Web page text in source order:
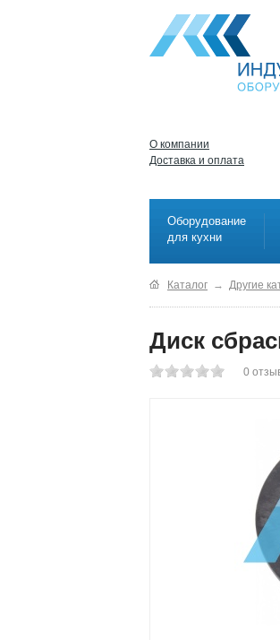
О компании
Доставка и оплата
Оборудование
для кухни
Каталог → Другие
Диск
0